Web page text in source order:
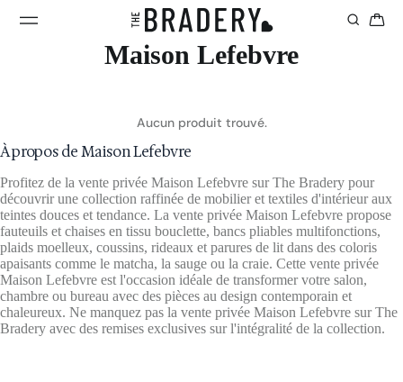
Maison Lefebvre
Aucun produit trouvé.
À propos de Maison Lefebvre
Profitez de la vente privée Maison Lefebvre sur The Bradery pour
découvrir une collection raffinée de mobilier et textiles d'intérieur aux
teintes douces et tendance. La vente privée Maison Lefebvre propose
fauteuils et chaises en tissu bouclette, bancs pliables multifonctions,
plaids moelleux, coussins, rideaux et parures de lit dans des coloris
apaisants comme le matcha, la sauge ou la craie. Cette vente privée
Maison Lefebvre est l'occasion idéale de transformer votre salon,
chambre ou bureau avec des pièces au design contemporain et
chaleureux. Ne manquez pas la vente privée Maison Lefebvre sur The
Bradery avec des remises exclusives sur l'intégralité de la collection.